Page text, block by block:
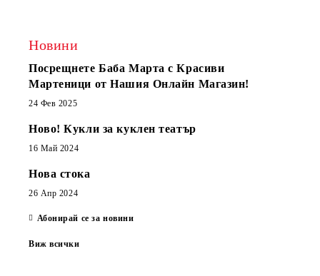
Новини
Посрещнете Баба Марта с Красиви
Мартеници от Нашия Онлайн Магазин!
24 Фев 2025
Ново! Кукли за куклен театър
16 Май 2024
Нова стока
26 Апр 2024
Абонирай се за новини
Виж всички